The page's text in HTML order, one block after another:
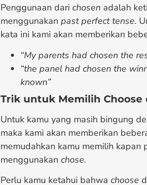
Penggunaan dari chosen adalah
menggunakan past perfect tense.
kata ini kami akan memberikan
“My parents had chosen the
“the panel had chosen the
known”
Trik untuk Memilih Choose
Untuk kamu yang masih bingung
maka kami akan memberikan
memudahkan kamu memilih kapan
menggunakan chose.
Perlu kamu ketahui bahwa choose